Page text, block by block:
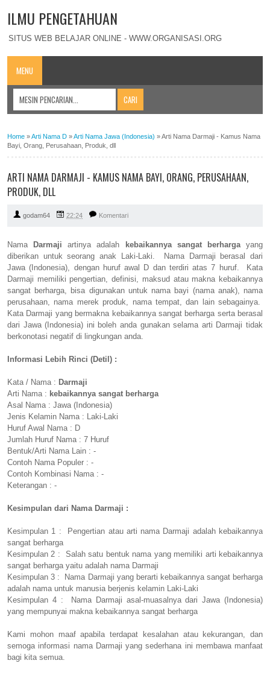
ILMU PENGETAHUAN
SITUS WEB BELAJAR ONLINE - WWW.ORGANISASI.ORG
MENU
Home »Arti Nama D »Arti Nama Jawa (Indonesia) »Arti Nama Darmaji - Kamus Nama
Bayi, Orang, Perusahaan, Produk, dll
ARTI NAMA DARMAJI - KAMUS NAMA BAYI, ORANG, PERUSAHAAN,
PRODUK, DLL
godam64 22:24 Komentari
Nama Darmaji artinya adalah kebaikannya sangat berhargayang
diberikan untuk seorang anak Laki-Laki. Nama Darmaji berasal dari
Jawa (Indonesia), dengan huruf awal D dan terdiri atas 7 huruf. Kata
Darmaji memiliki pengertian, definisi, maksud atau makna kebaikannya
sangat berharga, bisa digunakan untuk nama bayi (nama anak), nama
perusahaan, nama merek produk, nama tempat, dan lain sebagainya.
Kata Darmaji yang bermakna kebaikannya sangat berharga serta berasal
dari Jawa (Indonesia) ini boleh anda gunakan selama arti Darmaji tidak
berkonotasi negatif di lingkungan anda.
Informasi Lebih Rinci (Detil) :
Kata / Nama : Darmaji
Arti Nama : kebaikannya sangat berharga
Asal Nama : Jawa (Indonesia)
Jenis Kelamin Nama : Laki-Laki
Huruf Awal Nama : D
Jumlah Huruf Nama : 7 Huruf
Bentuk/Arti Nama Lain : -
Contoh Nama Populer : -
Contoh Kombinasi Nama : -
Keterangan : -
Kesimpulan dari Nama Darmaji :
Kesimpulan 1 : Pengertian atau arti nama Darmaji adalah kebaikannya
sangat berharga
Kesimpulan 2 : Salah satu bentuk nama yang memiliki arti kebaikannya
sangat berharga yaitu adalah nama Darmaji
Kesimpulan 3 : Nama Darmaji yang berarti kebaikannya sangat berharga
adalah nama untuk manusia berjenis kelamin Laki-Laki
Kesimpulan 4 : Nama Darmaji asal-muasalnya dari Jawa (Indonesia)
yang mempunyai makna kebaikannya sangat berharga
Kami mohon maaf apabila terdapat kesalahan atau kekurangan, dan
semoga informasi nama Darmaji yang sederhana ini membawa manfaat
bagi kita semua.